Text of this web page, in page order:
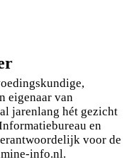
eigenaar van
jarenlang hét gezicht
en
voor de
info.nl.